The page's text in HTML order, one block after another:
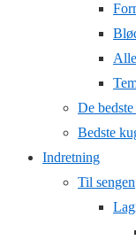
De
Bedste
Indretning
Til sengen